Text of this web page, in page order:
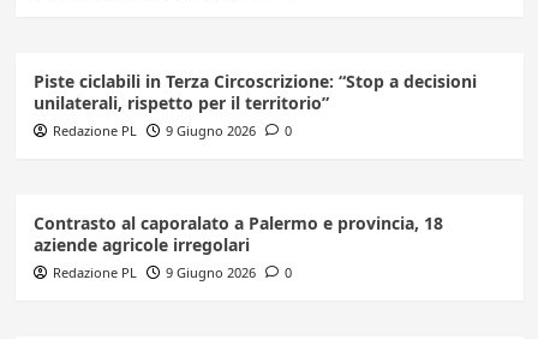
Piste ciclabili in Terza Circoscrizione: “Stop a decisioni
unilaterali, rispetto per il territorio”
Redazione PL 9 Giugno 2026 0
Contrasto al caporalato a Palermo e provincia, 18
aziende agricole irregolari
Redazione PL 9 Giugno 2026 0